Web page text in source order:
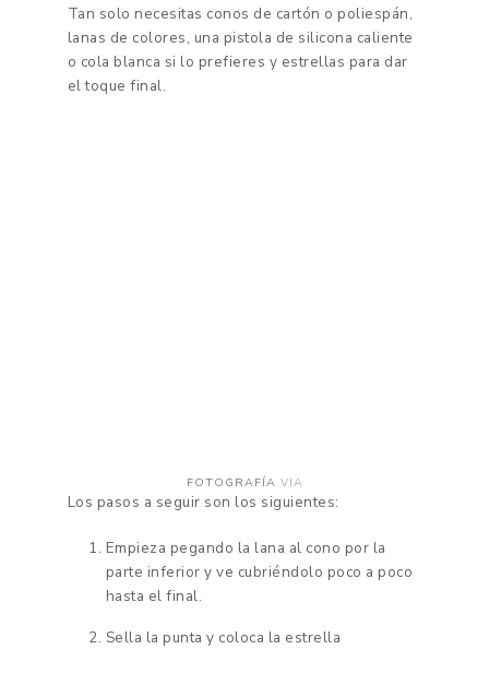
Tan solo necesitas conos de cartón o poliespán,
lanas de colores, una pistola de silicona caliente
o cola blanca si lo prefieres y estrellas para dar
el toque final.
FOTOGRAFÍA VIA
Los pasos a seguir son los siguientes:
Empieza pegando la lana al cono por la
parte inferior y ve cubriéndolo poco a poco
hasta el final.
Sella la punta y coloca la estrella